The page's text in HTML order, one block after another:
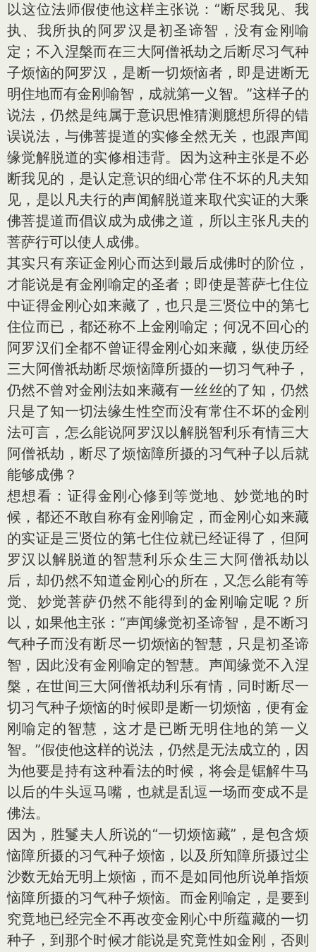
以这位法师假使他这样主张说：“断尽我见、我
执、我所执的阿罗汉是初圣谛智，没有金刚喻
定；不入涅槃而在三大阿僧祇劫之后断尽习气种
子烦恼的阿罗汉，是断一切烦恼者，即是进断无
明住地而有金刚喻智，成就第一义智。”这样子的
说法，仍然是纯属于意识思惟猜测臆想所得的错
误说法，与佛菩提道的实修全然无关，也跟声闻
缘觉解脱道的实修相违背。因为这种主张是不必
断我见的，是认定意识的细心常住不坏的凡夫知
见，是以凡夫行的声闻解脱道来取代实证的大乘
佛菩提道而倡议成为成佛之道，所以主张凡夫的
菩萨行可以使人成佛。
其实只有亲证金刚心而达到最后成佛时的阶位，
才能说是有金刚喻定的圣者；即使是菩萨七住位
中证得金刚心如来藏了，也只是三贤位中的第七
住位而已，都还称不上金刚喻定；何况不回心的
阿罗汉们全都不曾证得金刚心如来藏，纵使历经
三大阿僧祇劫断尽烦恼障所摄的一切习气种子，
仍然不曾对金刚法如来藏有一丝丝的了知，仍然
只是了知一切法缘生性空而没有常住不坏的金刚
法可言，怎么能说阿罗汉以解脱智利乐有情三大
阿僧祇劫，断尽了烦恼障所摄的习气种子以后就
能够成佛？
想想看：证得金刚心修到等觉地、妙觉地的时
候，都还不敢自称有金刚喻定，而金刚心如来藏
的实证是三贤位的第七住位就已经证得了，但阿
罗汉以解脱道的智慧利乐众生三大阿僧祇劫以
后，却仍然不知道金刚心的所在，又怎么能有等
觉、妙觉菩萨仍然不能得到的金刚喻定呢？所
以，如果他主张：“声闻缘觉初圣谛智，是不断习
气种子而没有断尽一切烦恼的智慧，只是初圣谛
智，因此没有金刚喻定的智慧。声闻缘觉不入涅
槃，在世间三大阿僧祇劫利乐有情，同时断尽一
切习气种子烦恼的时候即是断一切烦恼，便有金
刚喻定的智慧，这才是已断无明住地的第一义
智。”假使他这样的说法，仍然是无法成立的，因
为他要是持有这种看法的时候，将会是锯解牛马
以后的牛头逗马嘴，也就是乱逗一场而变成不是
佛法。
因为，胜鬘夫人所说的“一切烦恼藏”，是包含烦
恼障所摄的习气种子烦恼，以及所知障所摄过尘
沙数无始无明上烦恼，而不是如同他所说单指烦
恼障所摄的习气种子烦恼。而金刚喻定，是要到
究竟地已经完全不再改变金刚心中所蕴藏的一切
种子，到那个时候才能说是究竟性如金刚，否则